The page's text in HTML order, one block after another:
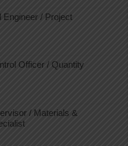
Engineer / Project
Officer / Quantity
/ Materials &